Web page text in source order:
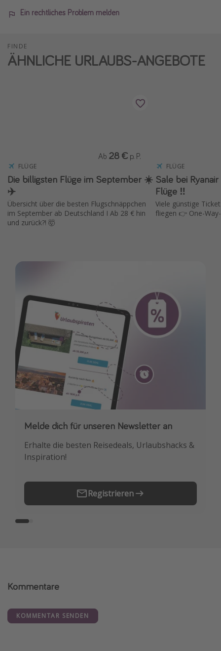
Ein rechtliches Problem melden
FINDE
ÄHNLICHE URLAUBS-ANGEBOTE
FLÜGE
Die billigsten Flüge im September ☀️
✈️
Übersicht über die besten Flugschnäppchen
im September ab Deutschland I Ab 28 € hin
und zurück?! 🤯
Ab 28 € p. P.
FLÜGE
Sale bei Ryanair ✈️ 15 %
Flüge ‼️
Viele günstige
fliegen 👉 One-
Melde dich für unseren Newsletter an
Erhalte die besten Reisedeals, Urlaubshacks &
Inspiration!
Registrieren
Downloade unsere App
Buche die besten Reiseschnäppchen als
Erstes.
Kommentare
KOMMENTAR SENDEN